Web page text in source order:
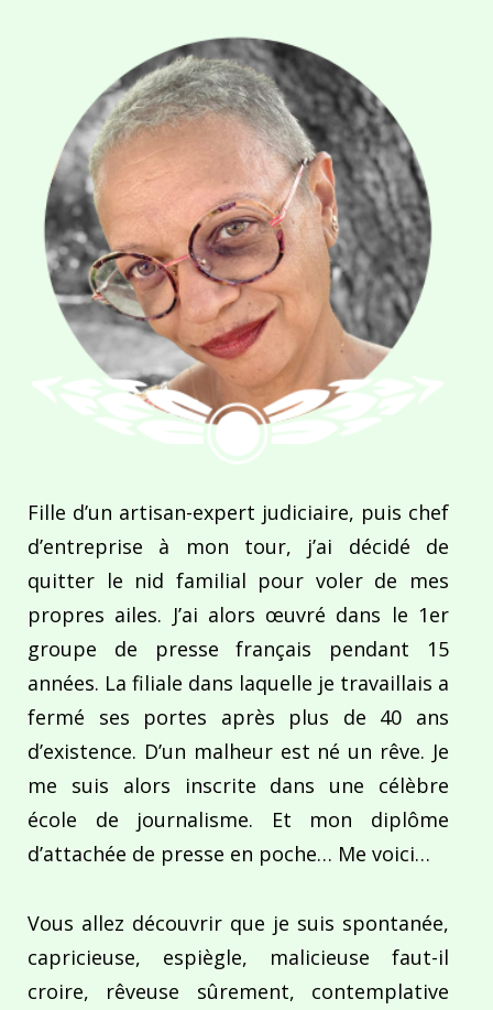
Fille d’un artisan-expert judiciaire, puis chef
d’entreprise à mon tour, j’ai décidé de
quitter le nid familial pour voler de mes
propres ailes. J’ai alors œuvré dans le 1er
groupe de presse français pendant 15
années. La filiale dans laquelle je travaillais a
fermé ses portes après plus de 40 ans
d’existence. D’un malheur est né un rêve. Je
me suis alors inscrite dans une célèbre
école de journalisme. Et mon diplôme
d’attachée de presse en poche… Me voici…
Vous allez découvrir que je suis spontanée,
capricieuse, espiègle, malicieuse faut-il
croire, rêveuse sûrement, contemplative